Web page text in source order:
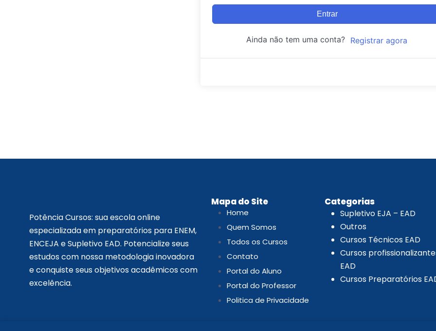
Entrar
Ainda não tem uma conta? Registrar agora
Potência Cursos: sua escola online
especializada em preparatórios para ENEM,
ENCEJA e Supletivo EAD. Potencialize seus
estudos com nossa metodologia inovadora
e conquiste seus objetivos acadêmicos com
excelência.
Mapa do Site
Home
Quem Somos
Todos os Cursos
Contato
Portal do Aluno
Portal do Professor
Politica de Privacidade
Categorias
.
Supletivo EJA – EAD
Outros
Cursos Técnicos EAD
Cursos
EAD
Cursos Preparatórios